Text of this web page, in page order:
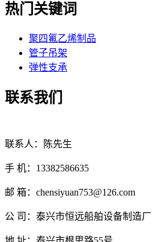
热门关键词
聚四氟乙烯制品
管子吊架
弹性支承
联系我们
联系人：陈先生
手 机：13382586635
邮 箱：chensiyuan753@126.com
公 司：泰兴市恒远船舶设备制造厂